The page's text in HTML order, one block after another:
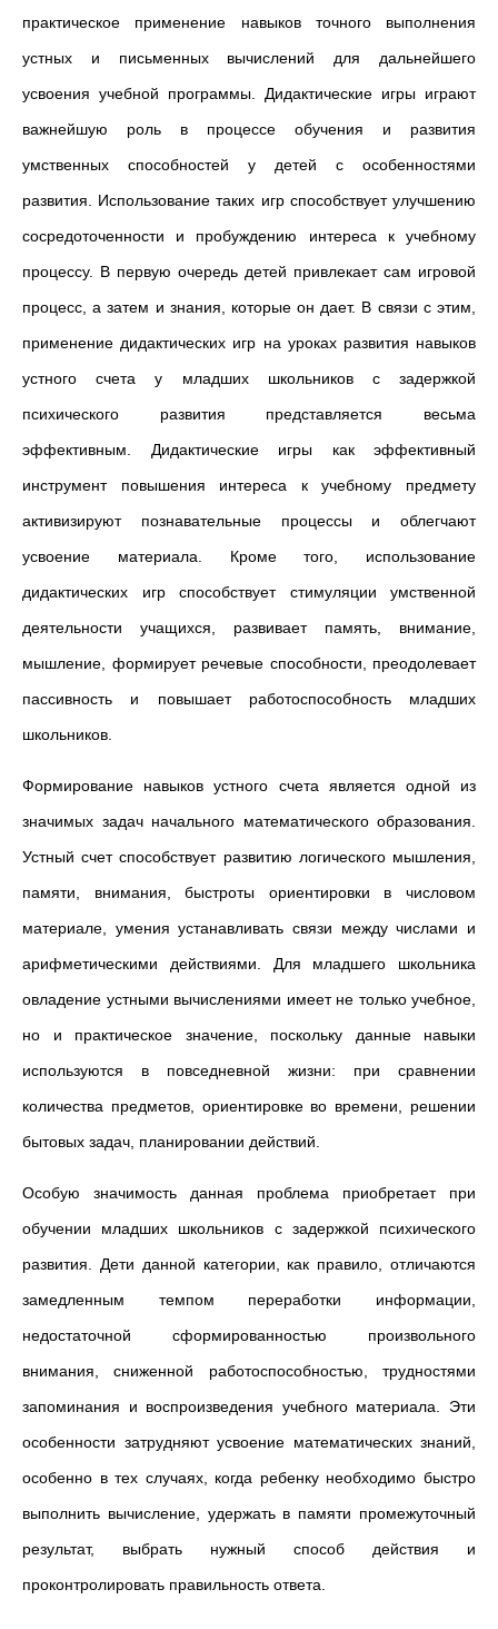
практическое применение навыков точного выполнения
устных и письменных вычислений для дальнейшего
усвоения учебной программы. Дидактические игры играют
важнейшую роль в процессе обучения и развития
умственных способностей у детей с особенностями
развития. Использование таких игр способствует улучшению
сосредоточенности и пробуждению интереса к учебному
процессу. В первую очередь детей привлекает сам игровой
процесс, а затем и знания, которые он дает. В связи с этим,
применение дидактических игр на уроках развития навыков
устного счета у младших школьников с задержкой
психического развития представляется весьма
эффективным. Дидактические игры как эффективный
инструмент повышения интереса к учебному предмету
активизируют познавательные процессы и облегчают
усвоение материала. Кроме того, использование
дидактических игр способствует стимуляции умственной
деятельности учащихся, развивает память, внимание,
мышление, формирует речевые способности, преодолевает
пассивность и повышает работоспособность младших
школьников.
Формирование навыков устного счета является одной из
значимых задач начального математического образования.
Устный счет способствует развитию логического мышления,
памяти, внимания, быстроты ориентировки в числовом
материале, умения устанавливать связи между числами и
арифметическими действиями. Для младшего школьника
овладение устными вычислениями имеет не только учебное,
но и практическое значение, поскольку данные навыки
используются в повседневной жизни: при сравнении
количества предметов, ориентировке во времени, решении
бытовых задач, планировании действий.
Особую значимость данная проблема приобретает при
обучении младших школьников с задержкой психического
развития. Дети данной категории, как правило, отличаются
замедленным темпом переработки информации,
недостаточной сформированностью произвольного
внимания, сниженной работоспособностью, трудностями
запоминания и воспроизведения учебного материала. Эти
особенности затрудняют усвоение математических знаний,
особенно в тех случаях, когда ребенку необходимо быстро
выполнить вычисление, удержать в памяти промежуточный
результат, выбрать нужный способ действия и
проконтролировать правильность ответа.